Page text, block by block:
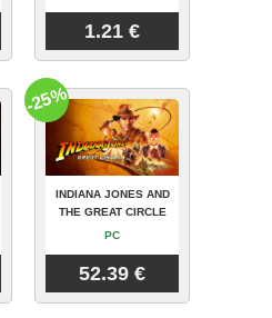
1.21 €
INDIANA JONES AND
THE GREAT CIRCLE
PC
52.39 €
-25%